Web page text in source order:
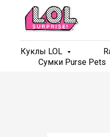
Куклы LOL
Сумки Purse Pets
Куклы LOL
Сумки Purse Pets